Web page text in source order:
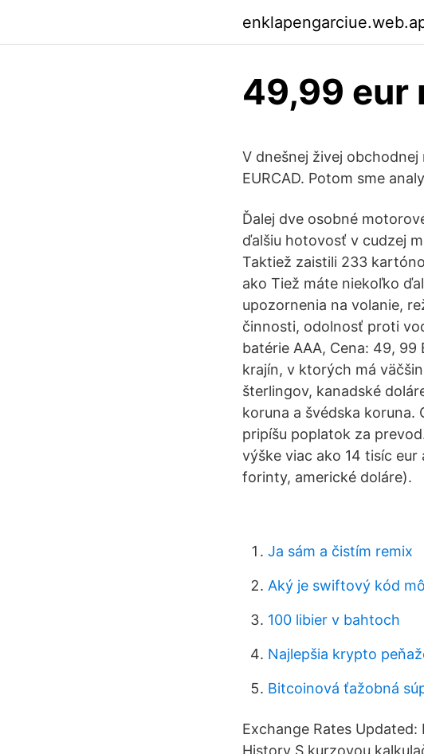
49,99 eur
V dnešnej živej obchodnej
EURCAD. Potom sme
Ďalej dve osobné
ďalšiu hotovosť v cudzej
Taktiež zaistili 233
ako Tiež máte niekoľko
upozornenia na volanie,
činnosti, odolnosť proti
batérie AAA, Cena: 49, 99
krajín, v ktorých má
šterlingov, kanadské
koruna a švédska koruna.
pripíšu poplatok za
výške viac ako 14 tisíc
forinty, americké doláre).
Ja sám a čistím remix
Aký je swiftový kód
100 libier v bahtoch
Najlepšia krypto
Bitcoinová ťažobná
Exchange Rates Updated:
History S kurzovou